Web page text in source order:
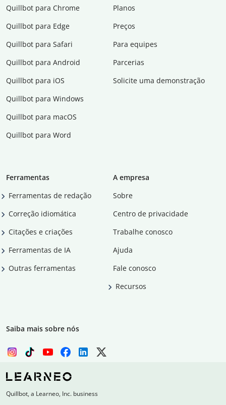
Quillbot para Chrome
Quillbot para Edge
Quillbot para Safari
Quillbot para Android
Quillbot para iOS
Quillbot para Windows
Quillbot para macOS
Quillbot para Word
Planos
Preços
Para equipes
Parcerias
Solicite uma demonstração
Ferramentas
Ferramentas de redação
Correção idiomática
Citações e criações
Ferramentas de IA
Outras ferramentas
A empresa
Sobre
Centro de privacidade
Trabalhe conosco
Ajuda
Fale conosco
Recursos
Saiba mais sobre nós
Quillbot, a Learneo, Inc. business